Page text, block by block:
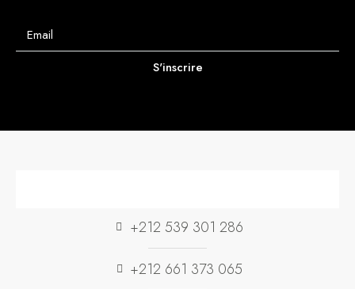
S'inscrire
+212 539 301 286
+212 661 373 065